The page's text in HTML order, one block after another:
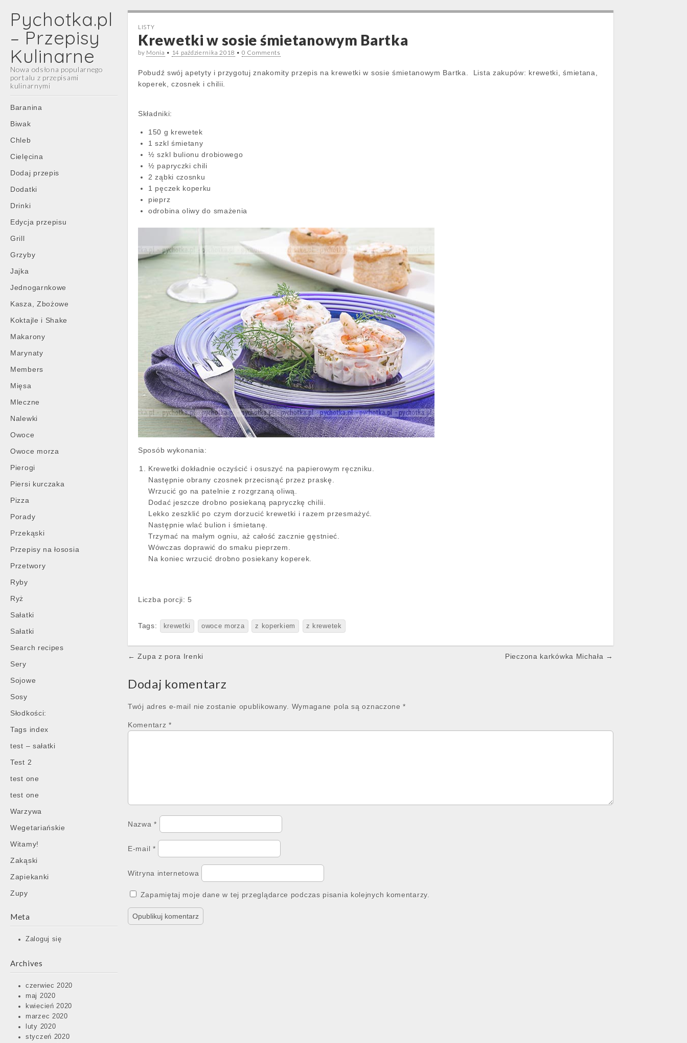
Pychotka.pl
– Przepisy
Kulinarne
Nowa odsłona popularnego
portalu z przepisami
kulinarnymi
Main
menu
Skip
content
Baranina
Biwak
Chleb
Cielęcina
Dodaj przepis
Dodatki
Drinki
Edycja przepisu
Grill
Grzyby
Jajka
Jednogarnkowe
Kasza, Zbożowe
Koktajle i Shake
Makarony
Marynaty
Members
Mięsa
Mleczne
Nalewki
Owoce
Owoce morza
Pierogi
Piersi kurczaka
Pizza
Porady
Przekąski
Przepisy na łososia
Przetwory
Ryby
Ryż
Sałatki
Sałatki
Search recipes
Sery
Sojowe
Sosy
Słodkości:
Tags index
test – sałatki
Test 2
test one
test one
Warzywa
Wegetariańskie
Witamy!
Zakąski
Zapiekanki
Zupy
Meta
Zaloguj się
Archives
czerwiec 2020
maj 2020
kwiecień 2020
marzec 2020
luty 2020
styczeń 2020
LISTY
Krewetki w sosie śmietanowym Bartka
by Monia • 14 października 2018 • 0 Comments
Pobudź swój apetyty i przygotuj znakomity przepis na krewetki w sosie śmietanowym Bartka. Lista zakupów: krewetki, śmietana,
koperek, czosnek i chilii.
Składniki:
150 g krewetek
1 szkl śmietany
½ szkl bulionu drobiowego
½ papryczki chili
2 ząbki czosnku
1 pęczek koperku
pieprz
odrobina oliwy do smażenia
Sposób wykonania:
Krewetki dokładnie oczyścić i osuszyć na papierowym ręczniku.
Następnie obrany czosnek przecisnąć przez praskę.
Wrzucić go na patelnie z rozgrzaną oliwą.
Dodać jeszcze drobno posiekaną papryczkę chilii.
Lekko zeszklić po czym dorzucić krewetki i razem przesmażyć.
Następnie wlać bulion i śmietanę.
Trzymać na małym ogniu, aż całość zacznie gęstnieć.
Wówczas doprawić do smaku pieprzem.
Na koniec wrzucić drobno posiekany koperek.
Liczba porcji: 5
Tags: krewetki owoce morza z koperkiem z krewetek
Post
← Zupa z pora Irenki Pieczona karkówka Michała →
Dodaj komentarz
Twój adres e-mail nie zostanie opublikowany. Wymagane pola są oznaczone*
Komentarz *
Nazwa*
E-mail *
Witryna internetowa
Zapamiętaj moje dane w tej przeglądarce podczas pisania kolejnych komentarzy.